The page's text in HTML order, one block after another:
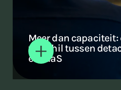
Meer dan
verschil tussen
en TaaS